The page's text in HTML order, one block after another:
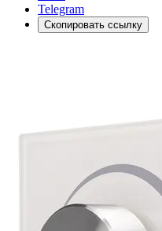
Telegram
Скопировать ссылку